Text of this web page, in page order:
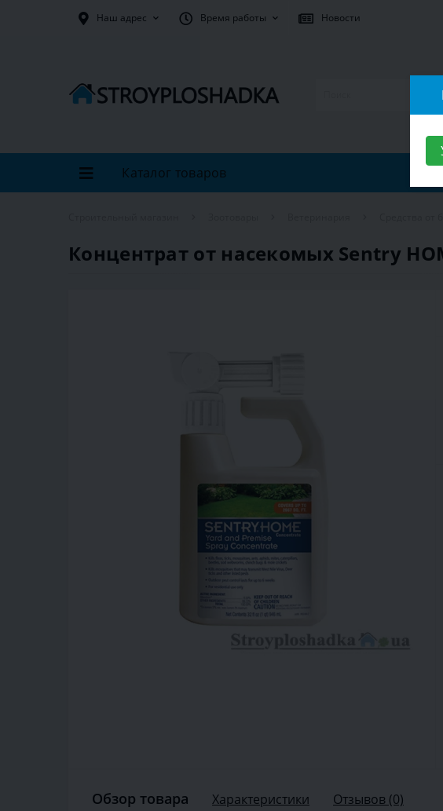
Наш адрес Время работы Новости
Каталог товаров
Концентрат от насекомых Sentry
Обзор товара Характеристики Отзывов (0)